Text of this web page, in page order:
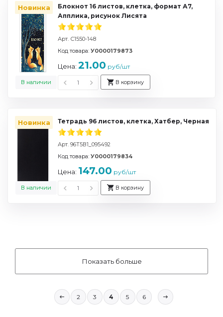
Новинка
Блокнот 16 листов, клетка, формат А7,
Апплика, рисунок Лисята
Арт. С1550-148
В наличии
Код товара: У0000179873
Цена: 21.00 руб/шт
В корзину
Новинка Тетрадь 96 листов, клетка, Хатбер, Черная
Арт. 96Т5В1_095492
В наличии
Код товара: У0000179834
Цена: 147.00 руб/шт
В корзину
Показать больше
2 3 4 5 6